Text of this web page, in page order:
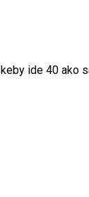
ide 40 ako